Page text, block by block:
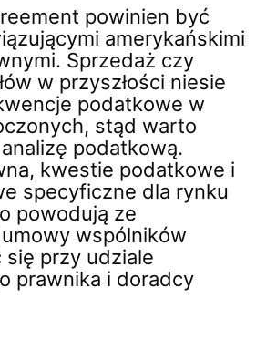
powinien być
amerykańskimi
Sprzedaż czy
w przyszłości niesie
podatkowe w
stąd warto
podatkową.
kwestie podatkowe i
specyficzne dla rynku
powodują ze
wspólników
przy udziale
prawnika i doradcy